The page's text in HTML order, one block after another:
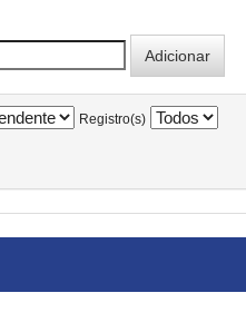
Registro(s)